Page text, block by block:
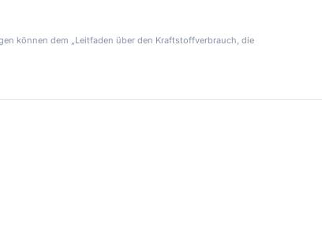
können dem „Leitfaden über den Kraftstoffverbrauch, die